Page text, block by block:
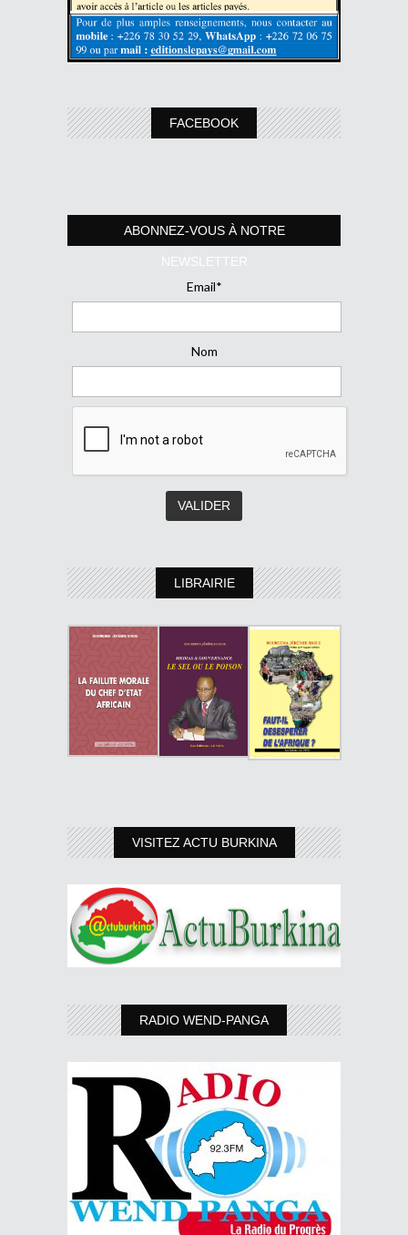
FACEBOOK
ABONNEZ-VOUS À NOTRE
NEWSLETTER
Email*
Nom
LIBRAIRIE
VISITEZ ACTU BURKINA
RADIO WEND-PANGA